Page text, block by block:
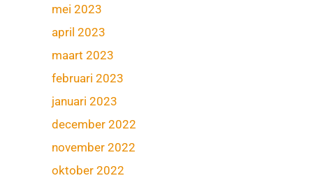
mei 2023
april 2023
maart 2023
februari 2023
januari 2023
december 2022
november 2022
oktober 2022